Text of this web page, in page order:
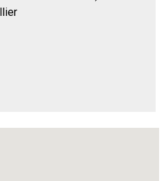
de France. Ce nom
de Versailles, les grâces